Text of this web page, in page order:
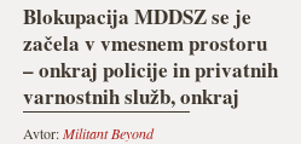
Blokupacija MDDSZ se je
začela v vmesnem prostoru
– onkraj policije in privatnih
varnostnih služb, onkraj
javnega in privatnega
Avtor:Militant Beyond